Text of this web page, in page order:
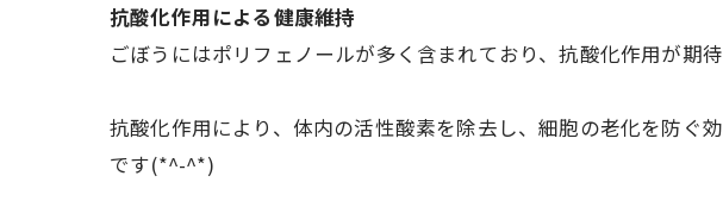
抗酸化作用による健康維持
ごぼうにはポリフェノールが多く含まれており、抗酸化作用が期待
抗酸化作用により、体内の活性酸素を除去し、細胞の老化を防ぐ
です(*^-^*)